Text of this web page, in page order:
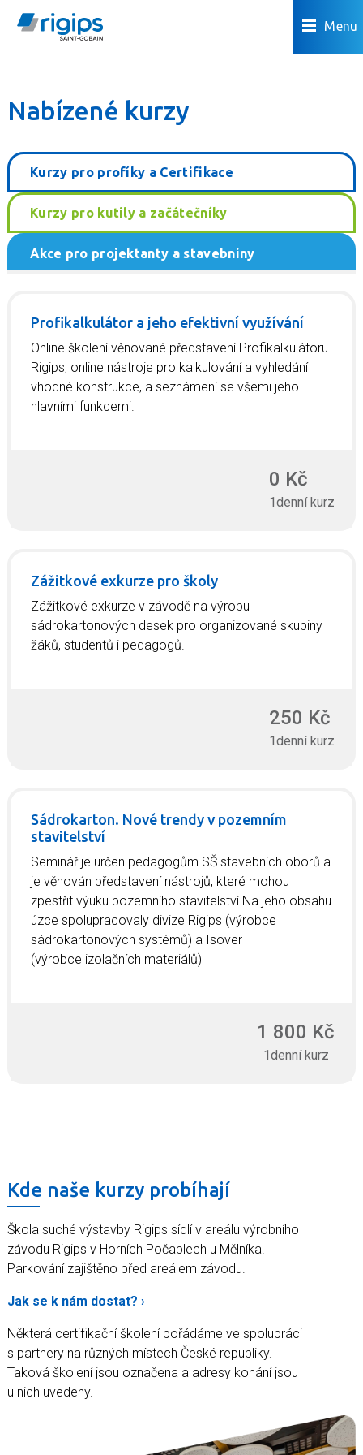
Menu
Nabízené kurzy
Kurzy pro profíky a Certifikace
Kurzy pro kutily a začátečníky
Akce pro projektanty a stavebniny
Profikalkulátor a jeho efektivní využívání
Online školení věnované představení Profikalkulátoru
Rigips, online nástroje pro kalkulování a vyhledání
vhodné konstrukce, a seznámení se všemi jeho
hlavními funkcemi.
0 Kč
1denní kurz
Zážitkové exkurze pro školy
Zážitkové exkurze v závodě na výrobu
sádrokartonových desek pro organizované skupiny
žáků, studentů i pedagogů.
250 Kč
1denní kurz
Sádrokarton. Nové trendy v pozemním
stavitelství
Seminář je určen pedagogům SŠ stavebních oborů a
je věnován představení nástrojů, které mohou
zpestřit výuku pozemního stavitelství.Na jeho obsahu
úzce spolupracovaly divize Rigips (výrobce
sádrokartonových systémů) a Isover
(výrobce izolačních materiálů)
1 800 Kč
1denní kurz
Kde naše kurzy probíhají
Škola suché výstavby Rigips sídlí v areálu výrobního
závodu Rigips v Horních Počaplech u Mělníka.
Parkování zajištěno před areálem závodu.
Jak se k nám dostat?
Některá certifikační školení pořádáme ve spolupráci
s partnery na různých místech České republiky.
Taková školení jsou označena a adresy konání jsou
u nich uvedeny.